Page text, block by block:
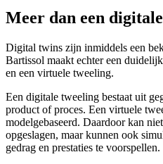
Meer dan een
Digital twins zijn inmiddels een
Bartissol maakt echter een
en een virtuele tweeling.
Een digitale tweeling bestaat uit
product of proces. Een virtuele
modelgebaseerd. Daardoor kan
opgeslagen, maar kunnen ook
gedrag en prestaties te voorspellen.